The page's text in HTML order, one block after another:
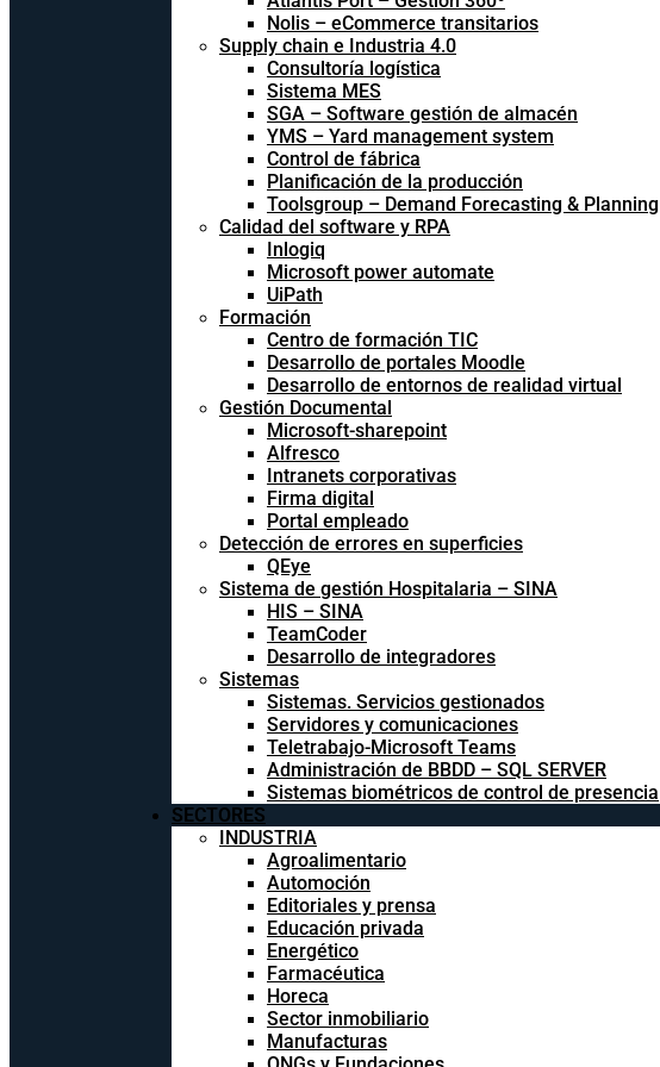
Nolis – eCommerce transitarios
Supply chain e Industria 4.0
Consultoría logística
Sistema MES
SGA – Software gestión de almacén
YMS – Yard management system
Control de fábrica
Planificación de la producción
Toolsgroup – Demand Forecasting & Planning
Calidad del software y RPA
Inlogiq
Microsoft power automate
UiPath
Formación
Centro de formación TIC
Desarrollo de portales Moodle
Desarrollo de entornos de realidad virtual
Gestión Documental
Microsoft-sharepoint
Alfresco
Intranets corporativas
Firma digital
Portal empleado
Detección de errores en superficies
QEye
Sistema de gestión Hospitalaria – SINA
HIS – SINA
TeamCoder
Desarrollo de integradores
Sistemas
Sistemas. Servicios gestionados
Servidores y comunicaciones
Teletrabajo-Microsoft Teams
Administración de BBDD – SQL SERVER
Sistemas biométricos de control de presencia
SECTORES
INDUSTRIA
Agroalimentario
Automoción
Editoriales y prensa
Educación privada
Energético
Farmacéutica
Horeca
Sector inmobiliario
Manufacturas